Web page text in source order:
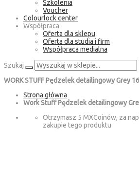
Szkolenia
Voucher
Colourlock center
Współpraca
Oferta dla sklepu
Oferta dla studia i firm
Współpraca medialna
Szukaj
WORK STUFF Pędzelek detailingowy Grey
Strona główna
Work Stuff Pędzelek detailingowy
Otrzymasz 5 MXCoinów, za
zakupie tego produktu